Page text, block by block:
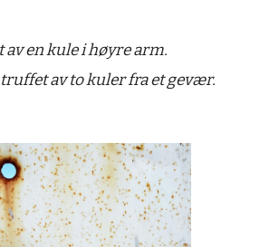
en kule i høyre arm.
av to kuler fra et gevær.